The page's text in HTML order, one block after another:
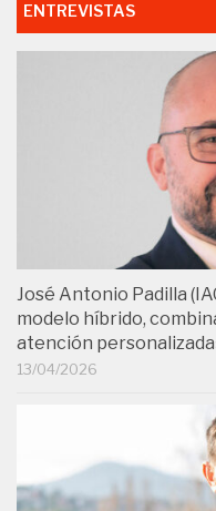
ENTREVISTAS
José Antonio Padilla
modelo híbrido,
atención
13/04/2026